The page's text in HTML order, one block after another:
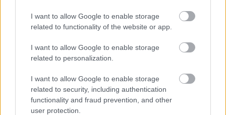
I want to allow Google to enable storage
related to functionality of the website or app.
I want to allow Google to enable storage
related to personalization.
I want to allow Google to enable storage
related to security, including authentication
functionality and fraud prevention, and other
user protection.
ΕΟ Σταυρούπολης - ΣΦΚ Πιερικός 3-1 (23-25, 25-17, 25-15,
ΣΦΒ Ερμής - ΔΑΣ Ωραιοκάστρου 3-2 (18-25, 26-24, 25-18,
18-25, 15-11)
*Ο αγώνας Ν. Βότσης - Αίας Ευόσμου αναβλήθηκε